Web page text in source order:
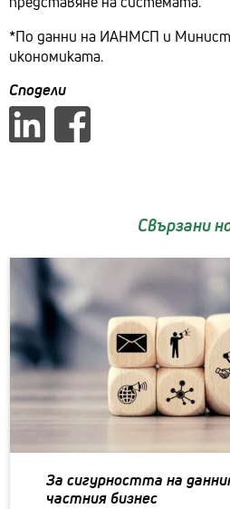
*По данни на ИАНМСП и
икономиката.
Сподели
Свързани
За сигурността на
частния бизнес